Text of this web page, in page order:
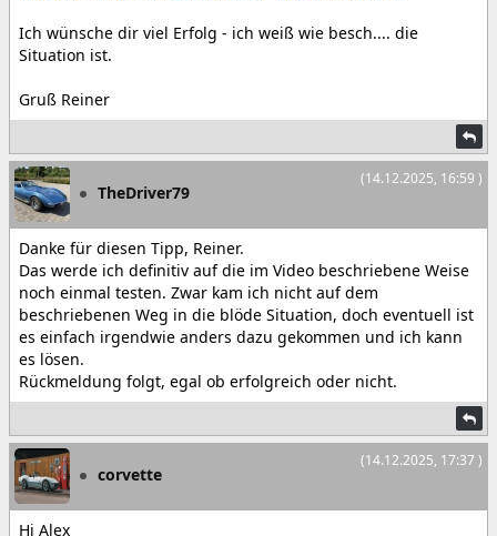
Ich wünsche dir viel Erfolg - ich weiß wie besch.... die
Situation ist.
Gruß Reiner
(14.12.2025, 16:59 )
TheDriver79
Danke für diesen Tipp, Reiner.
Das werde ich definitiv auf die im Video beschriebene Weise
noch einmal testen. Zwar kam ich nicht auf dem
beschriebenen Weg in die blöde Situation, doch eventuell ist
es einfach irgendwie anders dazu gekommen und ich kann
es lösen.
Rückmeldung folgt, egal ob erfolgreich oder nicht.
(14.12.2025, 17:37 )
corvette
Hi Alex